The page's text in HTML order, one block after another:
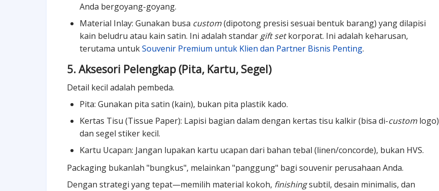
Anda bergoyang-goyang.
Material Inlay: Gunakan busa custom(dipotong presisi sesuai bentuk barang) yang dilapisi
kain beludru atau kain satin. Ini adalah standar gift setkorporat. Ini adalah keharusan,
terutama untukSouvenir Premium untuk Klien dan Partner Bisnis Penting.
5. Aksesori Pelengkap (Pita, Kartu, Segel)
Detail kecil adalah pembeda.
Pita: Gunakan pita satin (kain), bukan pita plastik kado.
Kertas Tisu (Tissue Paper): Lapisi bagian dalam dengan kertas tisu kalkir (bisa di-custom logo)
dan segel stiker kecil.
Kartu Ucapan: Jangan lupakan kartu ucapan dari bahan tebal (linen/concorde), bukan HVS.
Packaging bukanlah "bungkus", melainkan "panggung" bagi souvenir perusahaan Anda.
Dengan strategi yang tepat—memilih material kokoh, finishingsubtil, desain minimalis, dan